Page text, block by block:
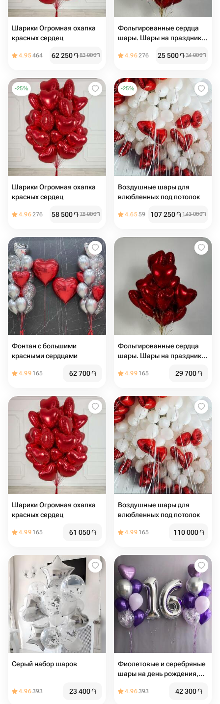
Шарики Огромная охапка
красных сердец
4.95464 62 250֏83 000֏
Фольгированные сердца
шары. Шары на праздник.
Подарок на мероприятие.
4.96276 25 500֏34 000֏
-25%
Шарики Огромная охапка
красных сердец
4.96276 58 500֏78 000֏
-25%
Воздушные шары для
влюбленных под потолок
4.6559 107 250֏ 143 000֏
Фонтан с большими
красными сердцами
4.99 165 62 700֏
Фольгированные сердца
шары. Шары на праздник.
Подарок на мероприятие.
4.99 165 29 700֏
Шарики Огромная охапка
красных сердец
4.99 165 61 050֏
Воздушные шары для
влюбленных под потолок
4.99 165 110 000֏
Серый набор шаров
4.96393 23 400֏
Фиолетовые и серебряные
шары на день рождения,
любые) 21шт
4.96393 42 300֏